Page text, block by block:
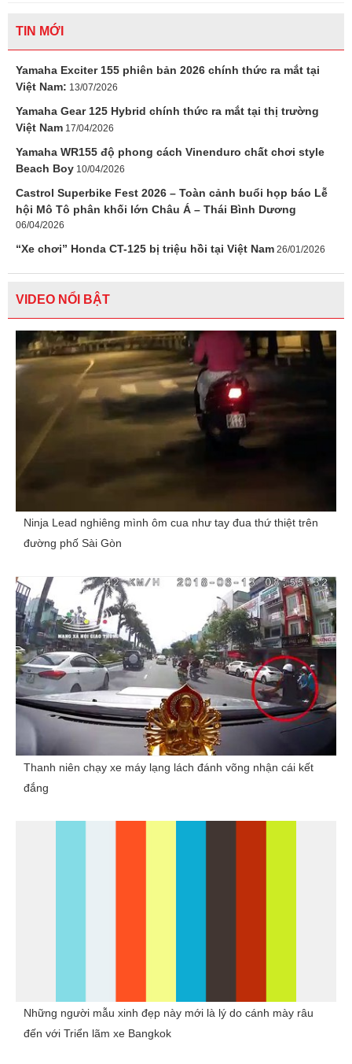
TIN MỚI
Yamaha Exciter 155 phiên bản 2026 chính thức ra mắt tại
Việt Nam: 13/07/2026
Yamaha Gear 125 Hybrid chính thức ra mắt tại thị trường
Việt Nam 17/04/2026
Yamaha WR155 độ phong cách Vinenduro chất chơi style
Beach Boy 10/04/2026
Castrol Superbike Fest 2026 – Toàn cảnh buổi họp báo Lễ
hội Mô Tô phân khối lớn Châu Á – Thái Bình Dương
06/04/2026
“Xe chơi” Honda CT-125 bị triệu hồi tại Việt Nam 26/01/2026
VIDEO NỔI BẬT
Ninja Lead nghiêng mình ôm cua như tay đua thứ thiệt trên
đường phố Sài Gòn
Thanh niên chạy xe máy lạng lách đánh võng nhận cái kết
đắng
Những người mẫu xinh đẹp này mới là lý do cánh mày râu
đến với Triển lãm xe Bangkok